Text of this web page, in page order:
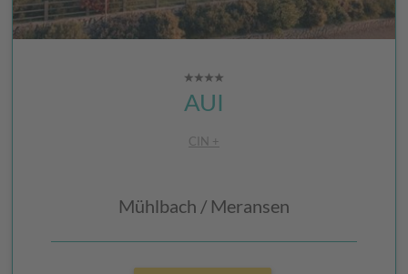
AUI
CIN +
Mühlbach / Meransen